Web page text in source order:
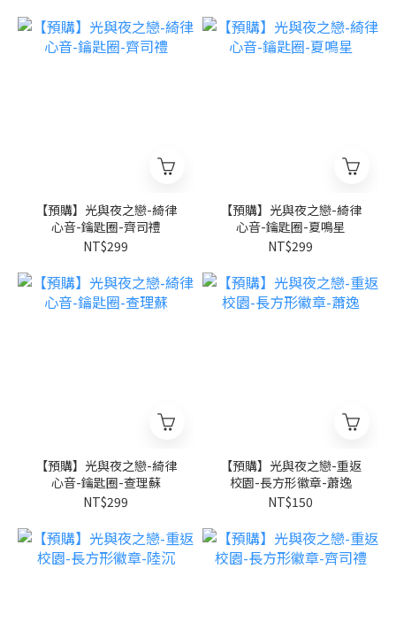
【預購】光與夜之戀-綺律
心音-鑰匙圈-齊司禮
NT$299
【預購】光與夜之戀-綺律
心音-鑰匙圈-夏鳴星
NT$299
【預購】光與夜之戀-綺律
心音-鑰匙圈-查理蘇
NT$299
【預購】光與夜之戀-重返
校園-長方形徽章-蕭逸
NT$150